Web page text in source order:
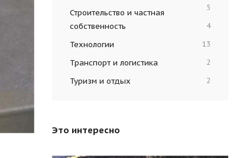
5
Строительство и частная
собственность
4
Технологии 13
Транспорт и логистика 2
Туризм и отдых 2
Это интересно